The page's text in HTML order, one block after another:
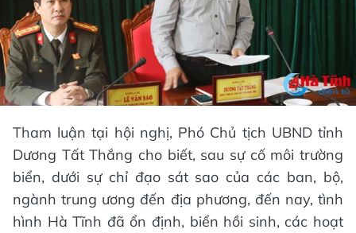
Tham luận tại hội nghị, Phó Chủ tịch UBND tỉnh
Dương Tất Thắng cho biết, sau sự cố môi trường
biển, dưới sự chỉ đạo sát sao của các ban, bộ,
ngành trung ương đến địa phương, đến nay, tình
hình Hà Tĩnh đã ổn định, biển hồi sinh, các hoạt